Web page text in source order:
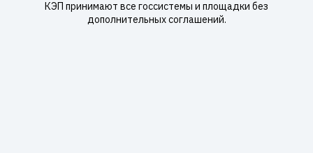
КЭП принимают все госсистемы и площадки без
дополнительных соглашений.